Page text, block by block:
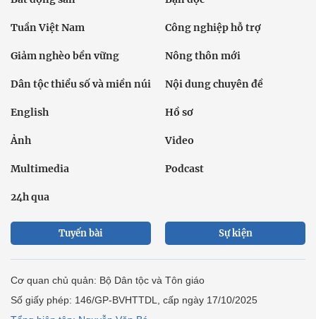
Tuần Việt Nam Công nghiệp hỗ trợ
Giảm nghèo bền vững Nông thôn mới
Dân tộc thiểu số và miền núi Nội dung chuyên đề
English Hồ sơ
Ảnh Video
Multimedia Podcast
24h qua
Tuyến bài Sự kiện
Cơ quan chủ quản: Bộ Dân tộc và Tôn giáo
Số giấy phép: 146/GP-BVHTTDL, cấp ngày 17/10/2025